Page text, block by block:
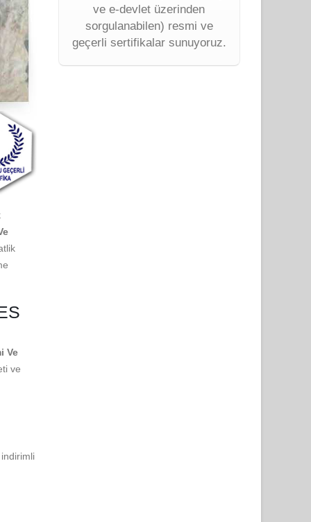
Ve
ve
indirimli
ve e-devlet üzerinden
sorgulanabilen) resmi ve
geçerli sertifikalar sunuyoruz.